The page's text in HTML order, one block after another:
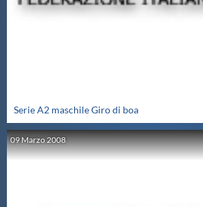
Serie A2 maschile Giro di boa
09Marzo2008